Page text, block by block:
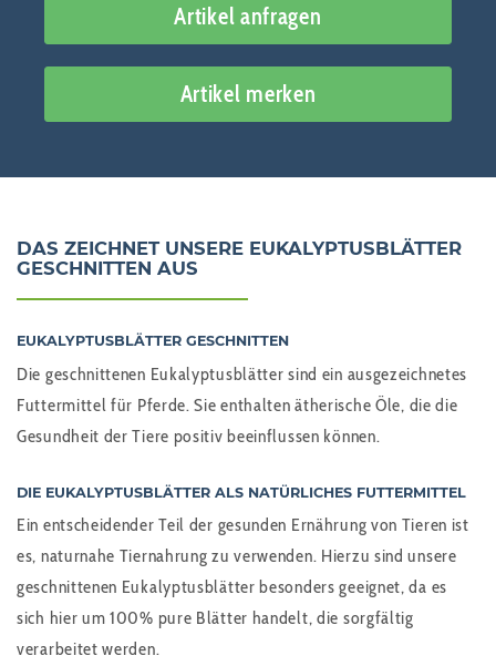
Artikel anfragen
Artikel merken
DAS ZEICHNET UNSERE EUKALYPTUSBLÄTTER
GESCHNITTEN AUS
EUKALYPTUSBLÄTTER GESCHNITTEN
Die geschnittenen Eukalyptusblätter sind ein ausgezeichnetes
Futtermittel für Pferde. Sie enthalten ätherische Öle, die die
Gesundheit der Tiere positiv beeinflussen können.
DIE EUKALYPTUSBLÄTTER ALS NATÜRLICHES FUTTERMITTEL
Ein entscheidender Teil der gesunden Ernährung von Tieren ist
es, naturnahe Tiernahrung zu verwenden. Hierzu sind unsere
geschnittenen Eukalyptusblätter besonders geeignet, da es
sich hier um 100% pure Blätter handelt, die sorgfältig
verarbeitet werden.